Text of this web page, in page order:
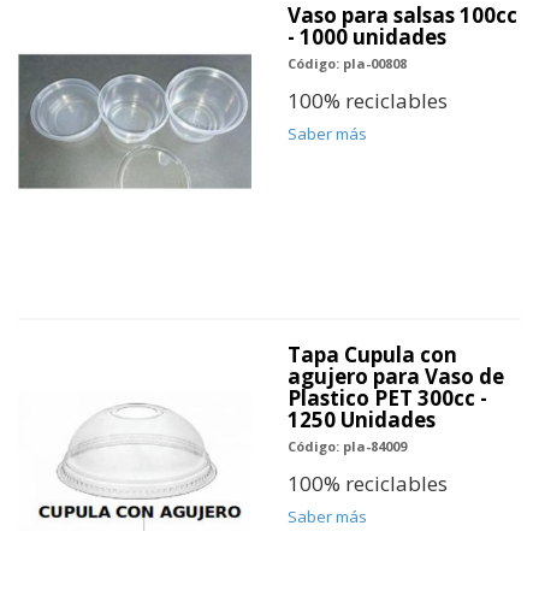
Vaso para salsas 100cc
- 1000 unidades
Código: pla-00808
100% reciclables
Saber más
Tapa Cupula con
agujero para Vaso de
Plastico PET 300cc -
1250 Unidades
Código: pla-84009
100% reciclables
Saber más